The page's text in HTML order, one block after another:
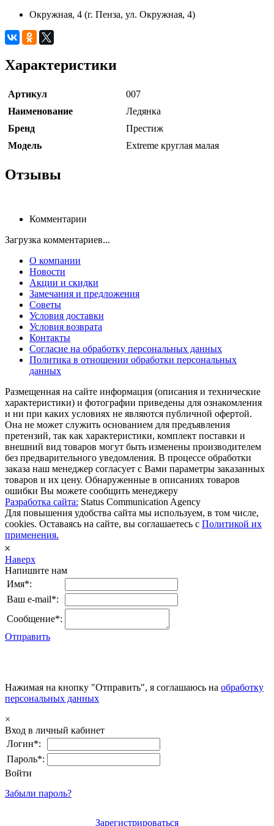
Окружная, 4 (г. Пенза, ул. Окружная, 4)
Характеристики
Артикул
007
Наименование
Ледянка
Бренд
Престиж
Модель
Extreme круглая малая
Отзывы
Комментарии
Загрузка комментариев...
О компании
Новости
Акции и скидки
Замечания и предложения
Советы
Условия доставки
Условия возврата
Контакты
Согласие на обработку персональных данных
Политика в отношении обработки персональных
данных
Размещенная на сайте информация (описания и технические
характеристики) и фотографии приведены для ознакомления
и ни при каких условиях не являются публичной офертой.
Она не может служить основанием для предъявления
претензий, так как характеристики, комплект поставки и
внешний вид товаров могут быть изменены производителем
без предварительного уведомления. В процессе обработки
заказа наш менеджер согласует с Вами параметры заказанных
товаров и их цену. Обнаруженные в описаниях товаров
ошибки Вы можете сообщить менеджеру
Разработка сайта: Status Communication Agency
Для повышения удобства сайта мы используем, в том числе,
cookies. Оставаясь на сайте, вы соглашаетесь с Политикой их
применения.
𐄂
Наверх
Напишите нам
Имя*:
Ваш e-mail*:
Сообщение*:
Отправить
Нажимая на кнопку "Отправить", я соглашаюсь на обработку
персональных данных
×
Вход в личный кабинет
Логин*:
Пароль*:
Войти
Забыли пароль?
Зарегистрироваться